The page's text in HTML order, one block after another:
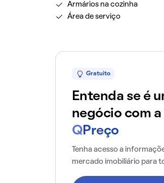
Armários na cozinha
Área de serviço
Gratuito
Entenda se é
negócio com a
Q Preço
Tenha acesso a
mercado imobiliário para